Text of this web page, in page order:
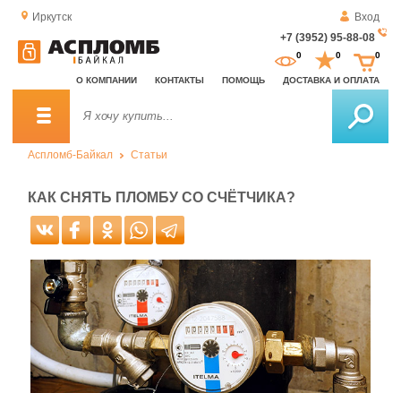
Иркутск
Вход
+7 (3952) 95-88-08
О КОМПАНИИ КОНТАКТЫ ПОМОЩЬ ДОСТАВКА И ОПЛАТА
0 0 0
Аспломб-Байкал Статьи
КАК СНЯТЬ ПЛОМБУ СО СЧЁТЧИКА?